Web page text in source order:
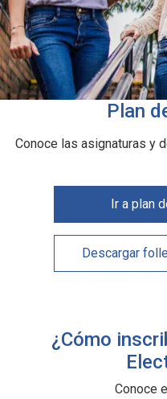
Plan
Conoce las asignaturas y
Ir a plan
Descargar
¿Cómo
Conoce